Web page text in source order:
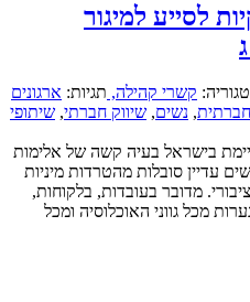
לסייע למיגור
קשרי קהילה, תגיות: ארגונים
, נשים, שיווק חברתי, שיתופי
כי בשנת 2011 עדיין קיימת בישראל בעיה קשה של אלימות
עדיין סובלות מהטרדות מיניות
מדובר בעובדות, בלקוחות,
מכל גווני האוכלוסיה ומכל